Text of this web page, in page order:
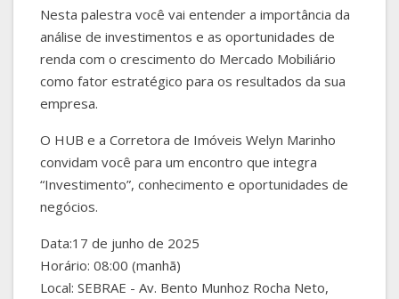
Nesta palestra você vai entender a importância da
análise de investimentos e as oportunidades de
renda com o crescimento do Mercado Mobiliário
como fator estratégico para os resultados da sua
empresa.
O HUB e a Corretora de Imóveis Welyn Marinho
convidam você para um encontro que integra
“Investimento”, conhecimento e oportunidades de
negócios.
Data:17 de junho de 2025
Horário: 08:00 (manhã)
Local: SEBRAE - Av. Bento Munhoz Rocha Neto,